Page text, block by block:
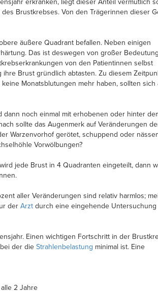
erkranken, liegt dieser Anteil vermutlich
Brustkrebses. Von den Trägerinnen dieser
äußere Quadrant befallen. Neben einigen
Das ist deswegen von großer
von den Patientinnen selbst
Brust gründlich abtasten. Zu diesem
Monatsblutungen mehr haben, sollten sich
noch einmal mit erhobenen oder hinter
sollte das Augenmerk auf Veränderungen
Warzenvorhof gerötet, schuppend oder
Vorwölbungen?
jede Brust in 4 Quadranten eingeteilt, dann
aller Veränderungen sind relativ harmlos;
der Arzt durch eine eingehende Untersuchung
Einen wichtigen Fortschritt in der
der die Strahlenbelastung minimal ist. Eine
2 Jahre